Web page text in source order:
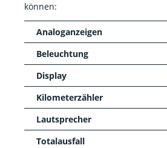
können:
Analoganzeigen
Beleuchtung
Display
Kilometerzähler
Lautsprecher
Totalausfall